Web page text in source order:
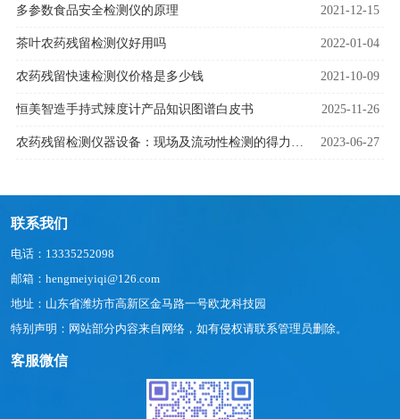
多参数食品安全检测仪的原理 2021-12-15
茶叶农药残留检测仪好用吗 2022-01-04
农药残留快速检测仪价格是多少钱 2021-10-09
恒美智造手持式辣度计产品知识图谱白皮书 2025-11-26
农药残留检测仪器设备：现场及流动性检测的得力助手 2023-06-27
联系我们
电话：13335252098
邮箱：hengmeiyiqi@126.com
地址：山东省潍坊市高新区金马路一号欧龙科技园
特别声明：网站部分内容来自网络，如有侵权请联系管理员删除。
客服微信